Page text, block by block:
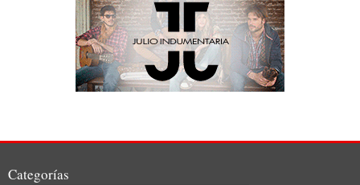
Categorías